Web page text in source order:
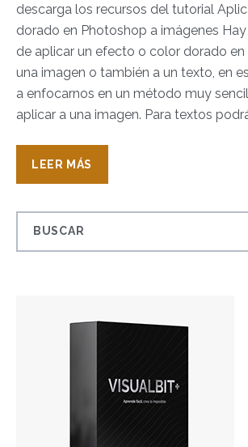
descarga los recursos del tutorial
dorado en Photoshop a imágenes
de aplicar un efecto o color dorado
una imagen o también a un texto, en
a enfocarnos en un método muy
aplicar a una imagen. Para textos
LEER MÁS